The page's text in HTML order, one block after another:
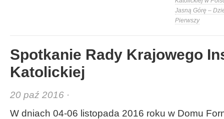
Jasną Górę –
Pierwszy
Spotkanie Rady Krajowego
Katolickiej
20 paź 2016 ·
W dniach 04-06 listopada 2016 roku w Domu